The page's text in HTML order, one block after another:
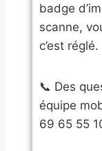
badge
scanne,
c’est réglé.
​📞 Des
équipe
69 65 55